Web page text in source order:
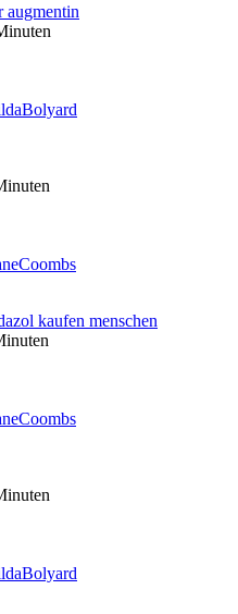
augmentin
kaufen menschen